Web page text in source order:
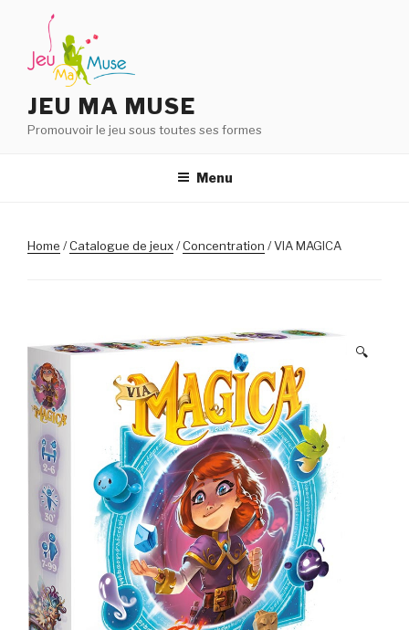
contenu
principal
JEU MA MUSE
Promouvoir le jeu sous toutes ses formes
Menu
Home /Catalogue de jeux/Concentration / VIA MAGICA
🔍